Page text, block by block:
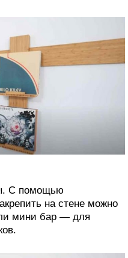
С помощью
на стене можно
мини бар — для